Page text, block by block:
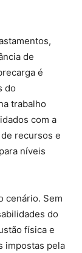
de
é
do
trabalho
com a
recursos e
níveis
cenário. Sem
do
física e
impostas pela